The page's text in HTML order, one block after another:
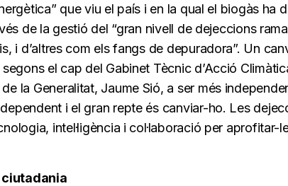
que viu el país i en la qual el biogàs ha
de la gestió del “gran nivell de dejeccions
i d’altres com els fangs de depuradora”. Un
el cap del Gabinet Tècnic d’Acció
la Generalitat, Jaume Sió, a ser més
i el gran repte és canviar-ho. Les
intel·ligència i col·laboració per aprofitar-